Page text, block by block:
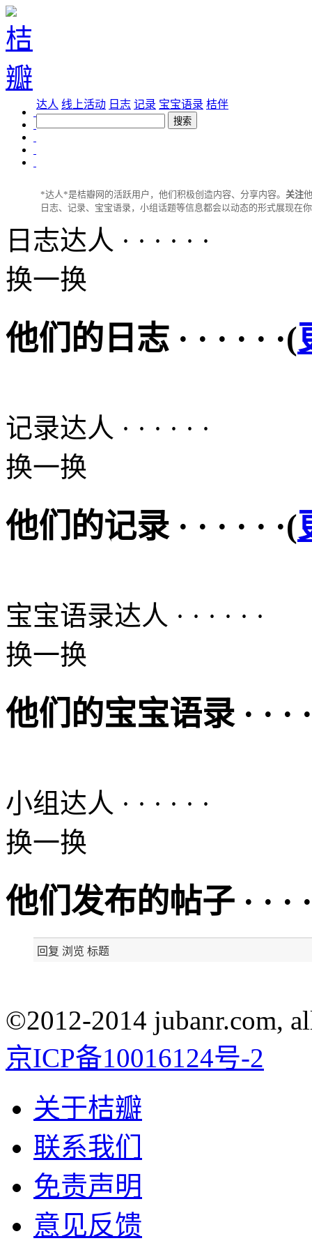
达人 线上活动 日志 记录 宝宝语录 桔伴
*达人*是桔瓣网的活跃用户，他们积极创造内容、分享内容。 关注
日志、记录、宝宝语录，小组话题等信息都会以动态的形式展现在
日志达人 · · · · · ·
换一换
他们的日志 · · · · · ·(
记录达人 · · · · · ·
换一换
他们的记录 · · · · · ·(
宝宝语录达人 · · · · · ·
换一换
他们的宝宝语录 · · ·
小组达人 · · · · · ·
换一换
他们发布的帖子 · · ·
回复 浏览 标题
©2012-2014 jubanr.com,
京ICP备10016124号-2
关于桔瓣
联系我们
免责声明
意见反馈